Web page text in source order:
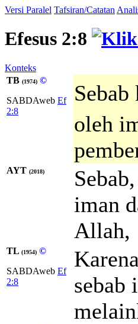
Versi Paralel Tafsiran/Catatan
Efesus 2:8
Konteks
TB (1974) ©
SABDAweb Ef
2:8
oleh
AYT (2018)
iman
Allah,
TL (1954) ©
SABDAweb Ef
2:8
sebab